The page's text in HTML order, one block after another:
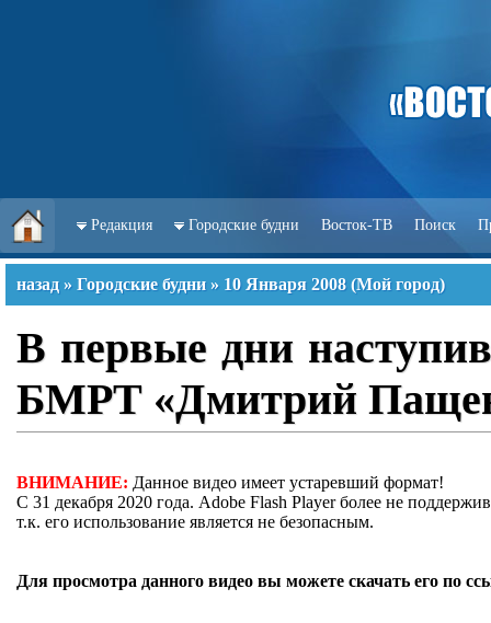
Редакция Городские будни Восток-ТВ Поиск
назад » Городские будни » 10 Января 2008 (Мой город)
В первые дни
БМРТ «Дмитрий
ВНИМАНИЕ: Данное видео имеет устаревший формат!
С 31 декабря 2020 года. Adobe Flash Player более не
т.к. его использование является не безопасным.
Для просмотра данного видео вы можете скачать его по